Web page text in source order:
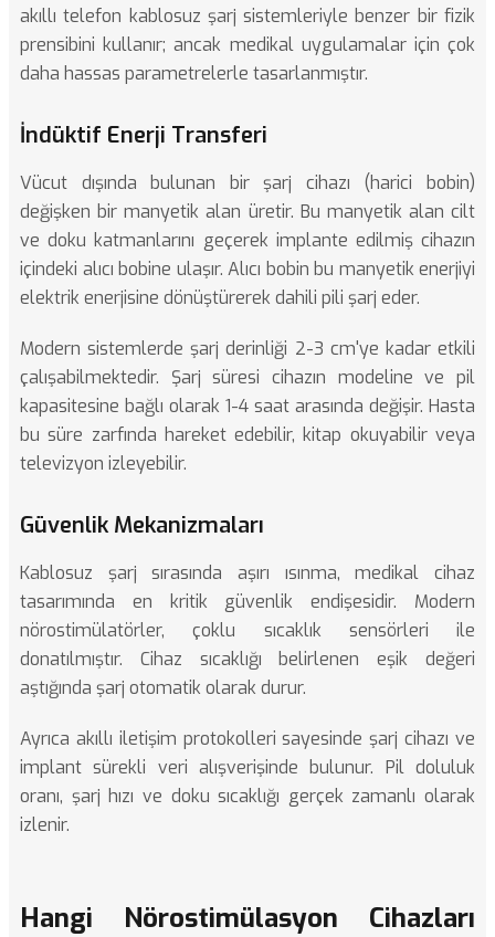
akıllı telefon kablosuz şarj sistemleriyle benzer bir fizik
prensibini kullanır; ancak medikal uygulamalar için çok
daha hassas parametrelerle tasarlanmıştır.
İndüktif Enerji Transferi
Vücut dışında bulunan bir şarj cihazı (harici bobin)
değişken bir manyetik alan üretir. Bu manyetik alan cilt
ve doku katmanlarını geçerek implante edilmiş cihazın
içindeki alıcı bobine ulaşır. Alıcı bobin bu manyetik enerjiyi
elektrik enerjisine dönüştürerek dahili pili şarj eder.
Modern sistemlerde şarj derinliği 2-3 cm'ye kadar etkili
çalışabilmektedir. Şarj süresi cihazın modeline ve pil
kapasitesine bağlı olarak 1-4 saat arasında değişir. Hasta
bu süre zarfında hareket edebilir, kitap okuyabilir veya
televizyon izleyebilir.
Güvenlik Mekanizmaları
Kablosuz şarj sırasında aşırı ısınma, medikal cihaz
tasarımında en kritik güvenlik endişesidir. Modern
nörostimülatörler, çoklu sıcaklık sensörleri ile
donatılmıştır. Cihaz sıcaklığı belirlenen eşik değeri
aştığında şarj otomatik olarak durur.
Ayrıca akıllı iletişim protokolleri sayesinde şarj cihazı ve
implant sürekli veri alışverişinde bulunur. Pil doluluk
oranı, şarj hızı ve doku sıcaklığı gerçek zamanlı olarak
izlenir.
Hangi Nörostimülasyon Cihazları